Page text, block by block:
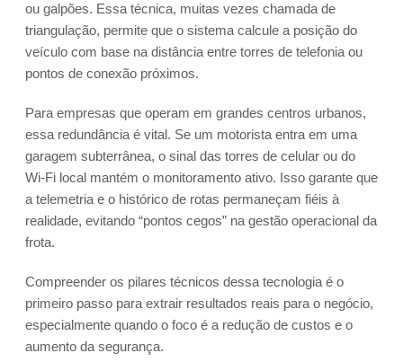
ou galpões. Essa técnica, muitas vezes chamada de
triangulação, permite que o sistema calcule a posição do
veículo com base na distância entre torres de telefonia ou
pontos de conexão próximos.
Para empresas que operam em grandes centros urbanos,
essa redundância é vital. Se um motorista entra em uma
garagem subterrânea, o sinal das torres de celular ou do
Wi-Fi local mantém o monitoramento ativo. Isso garante que
a telemetria e o histórico de rotas permaneçam fiéis à
realidade, evitando “pontos cegos” na gestão operacional da
frota.
Compreender os pilares técnicos dessa tecnologia é o
primeiro passo para extrair resultados reais para o negócio,
especialmente quando o foco é a redução de custos e o
aumento da segurança.